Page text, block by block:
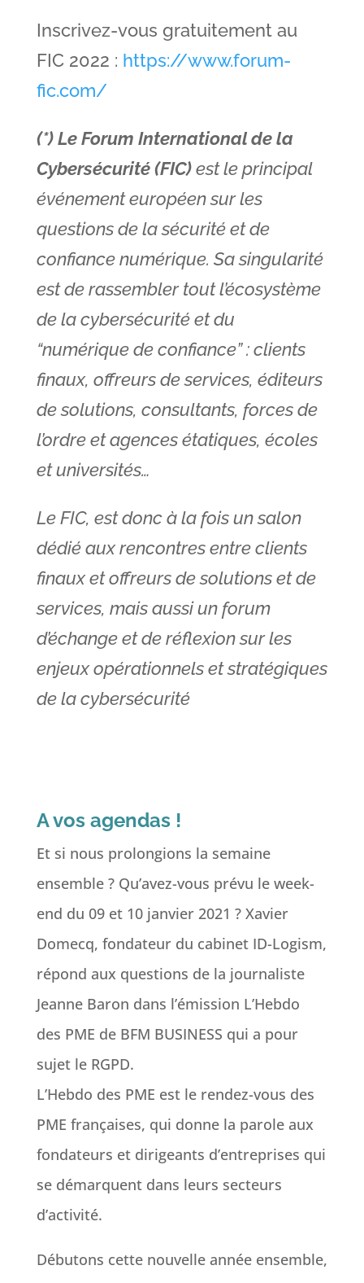
Inscrivez-vous gratuitement au
FIC 2022 : https://www.forum-
fic.com/
(*) Le Forum International de la
Cybersécurité (FIC)est le principal
événement européen sur les
questions de la sécurité et de
confiance numérique. Sa singularité
est de rassembler tout l’écosystème
de la cybersécurité et du
“numérique de confiance” : clients
finaux, offreurs de services, éditeurs
de solutions, consultants, forces de
l’ordre et agences étatiques, écoles
et universités…
Le FIC, est donc à la fois un salon
dédié aux rencontres entre clients
finaux et offreurs de solutions et de
services, mais aussi un forum
d’échange et de réflexion sur les
enjeux opérationnels et stratégiques
de la cybersécurité
A vos agendas !
Et si nous prolongions la semaine
ensemble ? Qu’avez-vous prévu le week-
end du 09 et 10 janvier 2021 ? Xavier
Domecq, fondateur du cabinet ID-Logism,
répond aux questions de la journaliste
Jeanne Baron dans l’émission L’Hebdo
des PME de BFM BUSINESS qui a pour
sujet le RGPD.
L’Hebdo des PME est le rendez-vous des
PME françaises, qui donne la parole aux
fondateurs et dirigeants d’entreprises qui
se démarquent dans leurs secteurs
d’activité.
Débutons cette nouvelle année ensemble,